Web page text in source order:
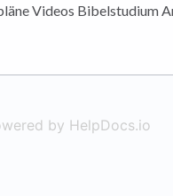
Videos Bibelstudium
by HelpDocs.io